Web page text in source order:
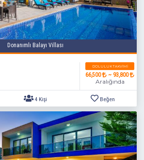
4 Kişi Beğen
Donanımlı Balayı Villası
DOLULUK TAKVIMI
66,500 ~ 93,800
Aralığında